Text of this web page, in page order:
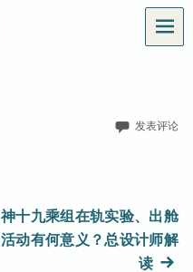
菜
单
发表评论
神十九乘组在轨实验、出舱
活动有何意义？总设计师解
读下